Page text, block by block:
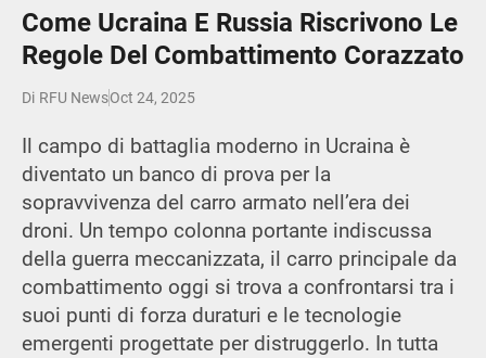
Come Ucraina E Russia Riscrivono Le
Regole Del Combattimento Corazzato
Di RFU NewsOct 24, 2025
Il campo di battaglia moderno in Ucraina è
diventato un banco di prova per la
sopravvivenza del carro armato nell’era dei
droni. Un tempo colonna portante indiscussa
della guerra meccanizzata, il carro principale da
combattimento oggi si trova a confrontarsi tra i
suoi punti di forza duraturi e le tecnologie
emergenti progettate per distruggerlo. In tutta